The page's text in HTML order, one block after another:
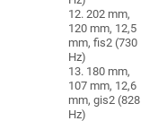
12. 202 mm,
120 mm, 12,5
mm, fis2 (730
Hz)
13. 180 mm,
107 mm, 12,6
mm, gis2 (828
Hz)